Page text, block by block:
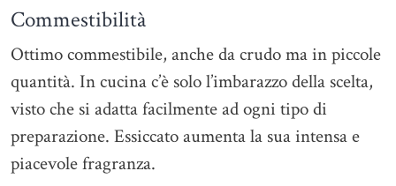
Commestibilità
Ottimo commestibile, anche da crudo ma in piccole
quantità. In cucina c’è solo l’imbarazzo della scelta,
visto che si adatta facilmente ad ogni tipo di
preparazione. Essiccato aumenta la sua intensa e
piacevole fragranza.